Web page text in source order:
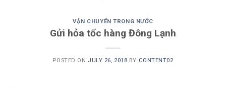
VẬN CHUYỂN TRONG NƯỚC
Gửi hỏa tốc hàng Đông Lạnh
POSTED ON JULY 26, 2018 BY CONTENT02